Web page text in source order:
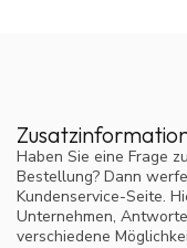
Haben Sie eine Frage
Bestellung? Dann
Kundenservice-Seite.
Unternehmen,
verschiedene